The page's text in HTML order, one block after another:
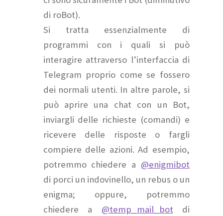
di roBot).
Si tratta essenzialmente di
programmi con i quali si può
interagire attraverso l’interfaccia di
Telegram proprio come se fossero
dei normali utenti. In altre parole, si
può aprire una chat con un Bot,
inviargli delle richieste (comandi) e
ricevere delle risposte o fargli
compiere delle azioni. Ad esempio,
potremmo chiedere a @enigmibot
di porci un indovinello, un rebus o un
enigma; oppure, potremmo
chiedere a @temp_mail_botdi